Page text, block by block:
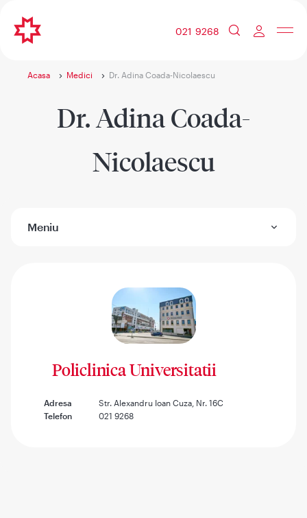
021 9268
Acasa Medici Dr. Adina Coada-Nicolaescu
Dr. Adina Coada-
Nicolaescu
Meniu
Policlinica Universitatii
Adresa
Str. Alexandru Ioan Cuza, Nr. 16C
Telefon
021 9268